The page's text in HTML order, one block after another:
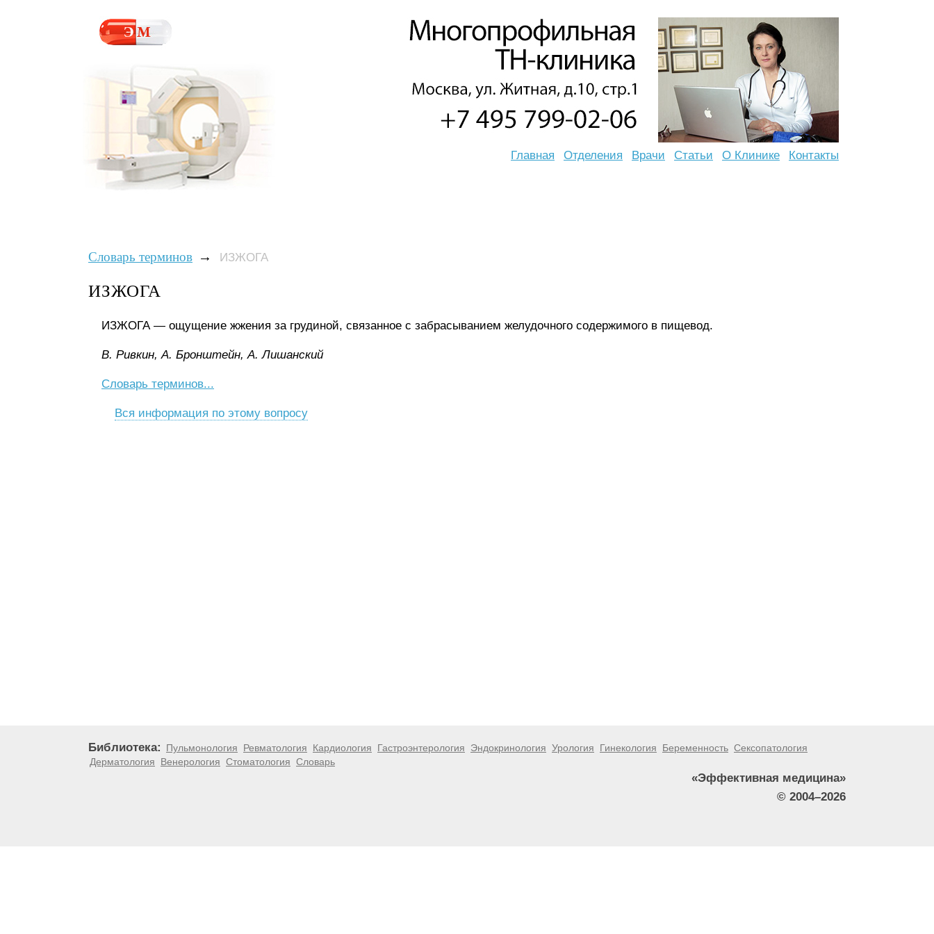
Главная Отделения Врачи Статьи О Клинике Контакты
Словарь терминов → ИЗЖОГА
ИЗЖОГА
ИЗЖОГА — ощущение жжения за грудиной, связанное с забрасыванием желудочного содержимого в пищевод.
B. Pивкин, A. Бpoнштeйн, A. Лишaнcкий
Словарь терминов...
Вся информация по этому вопросу
Библиотека: Пульмонология Ревматология Кардиология Гастроэнтерология Эндокринология Урология Гинекология Беременность Сексопатология
Дерматология
Венерология Стоматология Словарь
«Эффективная медицина»
© 2004–2026